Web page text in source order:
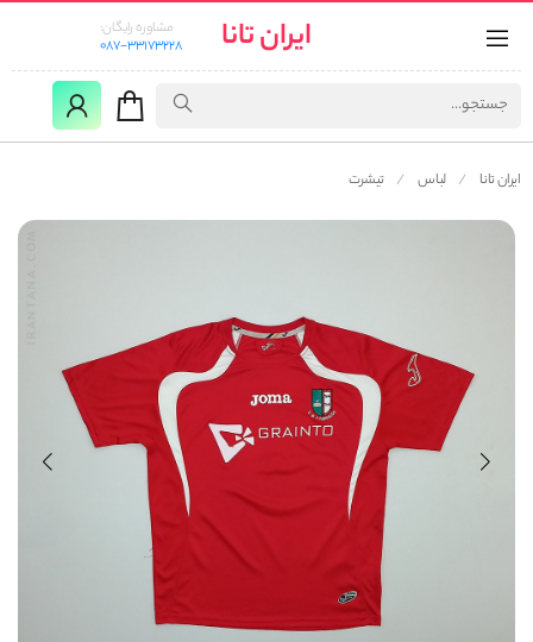
ایران تانا
مشاوره رایگان:
087-33173228
ایران تانا لباس تیشرت